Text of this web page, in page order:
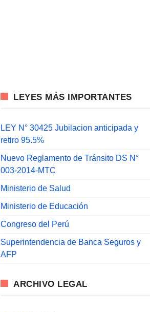
LEYES MÁS IMPORTANTES
LEY N° 30425 Jubilacion anticipada y
retiro 95.5%
Nuevo Reglamento de Tránsito DS N°
003-2014-MTC
Ministerio de Salud
Ministerio de Educación
Congreso del Perú
Superintendencia de Banca Seguros y
AFP
ARCHIVO LEGAL